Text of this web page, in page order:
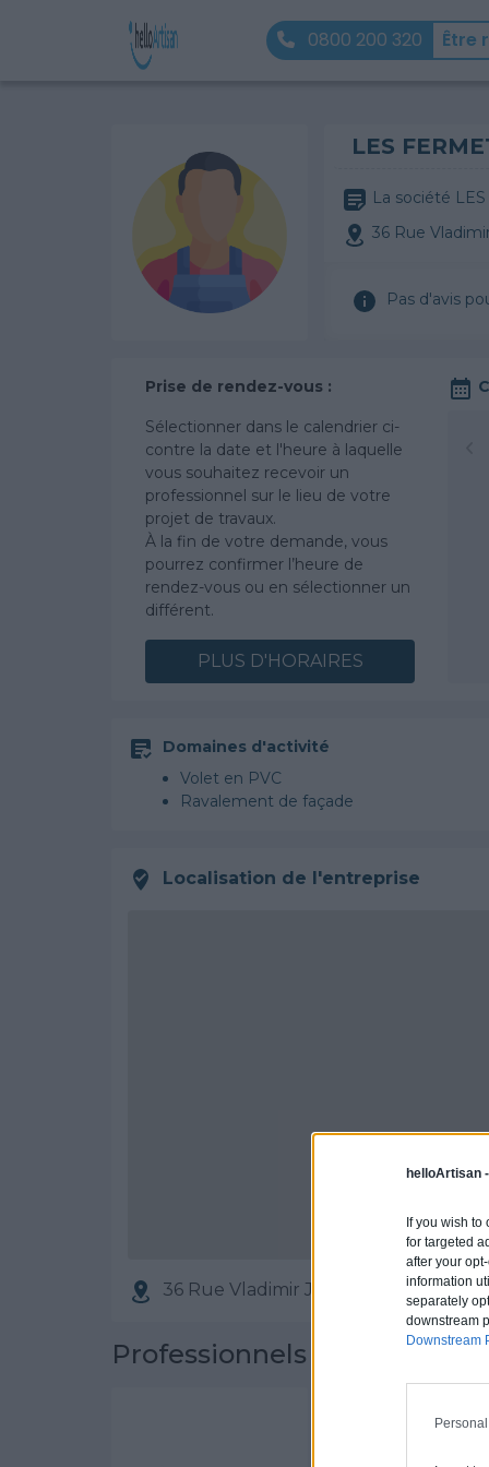
helloArtisan -
If you wish
for targeted
after your
information
separately
downstream
Downstream
0800 200 320 Être
LES
La société
36 Rue
Pas d'avis
Prise de rendez-vous :
Sélectionner dans le calendrier ci-
contre la date et l'heure à laquelle
vous souhaitez recevoir un
professionnel sur le lieu de votre
projet de travaux.
À la fin de votre demande, vous
pourrez confirmer l’heure de
rendez-vous ou en sélectionner un
différent.
PLUS D'HORAIRES
Domaines d'activité
Volet en PVC
Ravalement de façade
Localisation de l'entreprise
36 Rue Vladimir Jankelevitch, 77184
Professionnels partenaires